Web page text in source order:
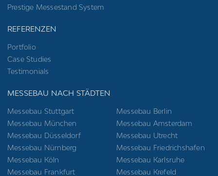
Prestige Messestand System
REFERENZEN
Portfolio
Case Studies
Testimonials
MESSEBAU NACH STÄDTEN
Messebau Stuttgart
Messebau München
Messebau Düsseldorf
Messebau Nürnberg
Messebau Köln
Messebau Frankfurt
Messebau Berlin
Messebau Amsterdam
Messebau Utrecht
Messebau Friedrichshafen
Messebau Karlsruhe
Messebau Krefeld